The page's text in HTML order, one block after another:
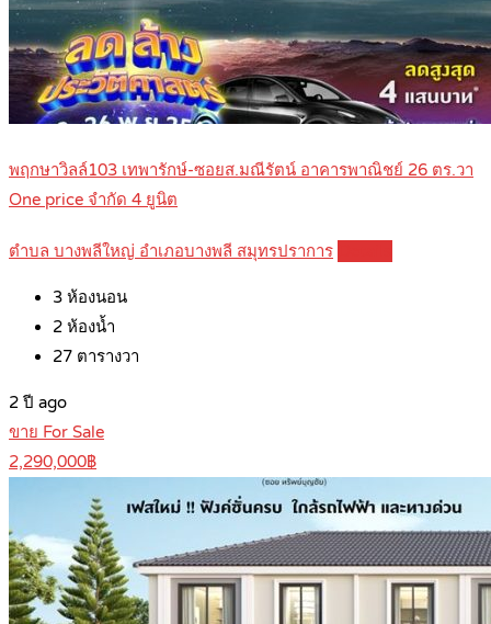
พฤกษาวิลล์103 เทพารักษ์-ซอยส.มณีรัตน์ อาคารพาณิชย์ 26 ตร.วา
One price จำกัด 4 ยูนิต
ตำบล บางพลีใหญ่ อำเภอบางพลี สมุทรปราการ
3 ห้องนอน
2 ห้องน้ำ
27 ตารางวา
2 ปี ago
ขาย For Sale
2,290,000฿